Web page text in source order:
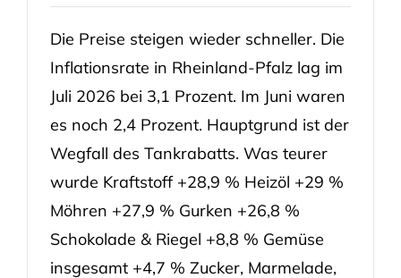
Die Preise steigen wieder schneller. Die
Inflationsrate in Rheinland-Pfalz lag im
Juli 2026 bei 3,1 Prozent. Im Juni waren
es noch 2,4 Prozent. Hauptgrund ist der
Wegfall des Tankrabatts. Was teurer
wurde Kraftstoff +28,9 % Heizöl +29 %
Möhren +27,9 % Gurken +26,8 %
Schokolade & Riegel +8,8 % Gemüse
insgesamt +4,7 % Zucker, Marmelade,